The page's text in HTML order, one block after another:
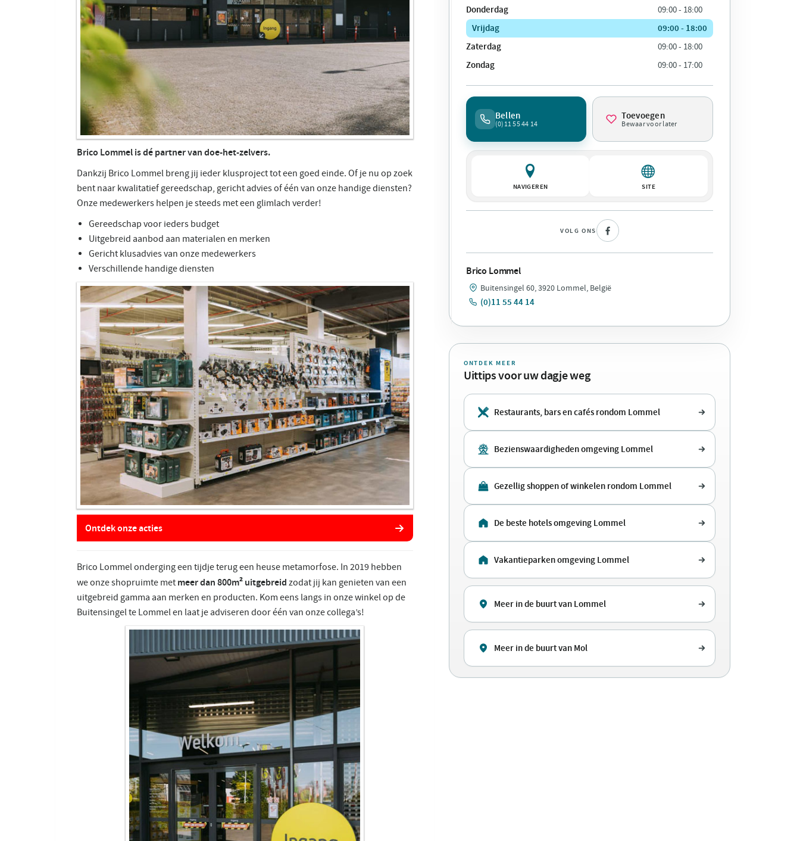
Brico Lommel is dé partner van doe-het-zelvers.
Dankzij Brico Lommel breng jij ieder klusproject tot een goed einde. Of je nu op zoek
bent naar kwalitatief gereedschap, gericht advies of één van onze handige diensten?
Onze medewerkers helpen je steeds met een glimlach verder!
Gereedschap voor ieders budget
Uitgebreid aanbod aan materialen en merken
Gericht klusadvies van onze medewerkers
Verschillende handige diensten
Ontdek onze acties
Brico Lommel onderging een tijdje terug een heuse metamorfose. In 2019 hebben
we onze shopruimte met meer dan 800m² uitgebreid zodat jij kan genieten van een
uitgebreid gamma aan merken en producten. Kom eens langs in onze winkel op de
Buitensingel te Lommel en laat je adviseren door één van onze collega’s!
Donderdag 09:00 - 18:00
Vrijdag
09:00 - 18:00
Zaterdag
09:00 - 18:00
Zondag 09:00 - 17:00
Bellen
(0)11 55 44 14
Toevoegen
Bewaar voor later
NAVIGEREN SITE
VOLG ONS
Brico Lommel
Buitensingel 60, 3920 Lommel, België
(0)11 55 44 14
ONTDEK MEER
Uittips voor uw dagje weg
Restaurants, bars en cafés rondom Lommel
Bezienswaardigheden omgeving Lommel
Gezellig shoppen of winkelen rondom Lommel
De beste hotels omgeving Lommel
Vakantieparken omgeving Lommel
Meer in de buurt van Lommel
Meer in de buurt van Mol